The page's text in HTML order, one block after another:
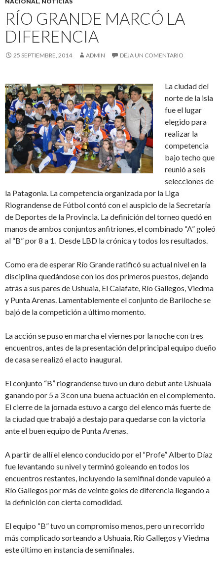
RÍO GRANDE MARCÓ LA
DIFERENCIA
25 SEPTIEMBRE, 2014 ADMIN DEJA UN COMENTARIO
La ciudad del
norte de la isla
fue el lugar
elegido para
realizar la
competencia
bajo techo que
reunió a seis
selecciones de
la Patagonia. La competencia organizada por la Liga
Riograndense de Fútbol contó con el auspicio de la Secretaría
de Deportes de la Provincia. La definición del torneo quedó en
manos de ambos conjuntos anfitriones, el combinado “A” goleó
al “B” por 8 a 1. Desde LBD la crónica y todos los resultados.
Como era de esperar Río Grande ratificó su actual nivel en la
disciplina quedándose con los dos primeros puestos, dejando
atrás a sus pares de Ushuaia, El Calafate, Río Gallegos, Viedma
y Punta Arenas. Lamentablemente el conjunto de Bariloche se
bajó de la competición a último momento.
La acción se puso en marcha el viernes por la noche con tres
encuentros, antes de la presentación del principal equipo dueño
de casa se realizó el acto inaugural.
El conjunto “B” riograndense tuvo un duro debut ante Ushuaia
ganando por 5 a 3 con una buena actuación en el complemento.
El cierre de la jornada estuvo a cargo del elenco más fuerte de
la ciudad que trabajó a destajo para quedarse con la victoria
ante el buen equipo de Punta Arenas.
A partir de allí el elenco conducido por el “Profe” Alberto Díaz
fue levantando su nivel y terminó goleando en todos los
encuentros restantes, incluyendo la semifinal donde vapuleó a
Río Gallegos por más de veinte goles de diferencia llegando a
la definición con cierta comodidad.
El equipo “B” tuvo un compromiso menos, pero un recorrido
más complicado sorteando a Ushuaia, Río Gallegos y Viedma
este último en instancia de semifinales.